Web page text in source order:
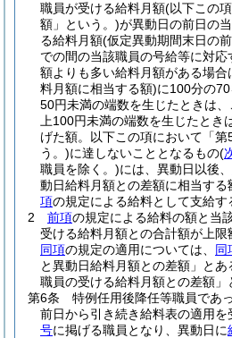
職員が受ける給料月額(以下この
額」という。)が異動日の前日の
る給料月額(仮定異動期間末日の
での間の当該職員の号給等に対応
額よりも多い給料月額がある場
料月額に相当する額)に100分の
50円未満の端数を生じたときは
上100円未満の端数を生じたとき
げた額。以下この項において「
う。)に達しないこととなるもの(
職員を除く。)には、異動日以後、
動日給料月額との差額に相当する
項の規定による給料として支給す
2
前項の規定による給料の額と当
受ける給料月額との合計額が上
同項の規定の適用については、 同
と異動日給料月額との差額」と
職員の受ける給料月額との差額」
第6条
特例任用後降任等職員であ
前日から引き続き給料表の適用を
号に掲げる職員となり、異動日に